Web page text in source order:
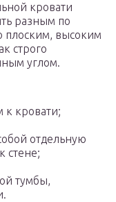
кровати
разным по
высоким
строго
углом.
к кровати;
отдельную
стене;
тумбы,